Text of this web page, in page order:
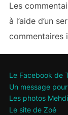
Les
à l’aide d’un
commentaires
Le Facebook de
Un message
Les photos
Le site de Zoé